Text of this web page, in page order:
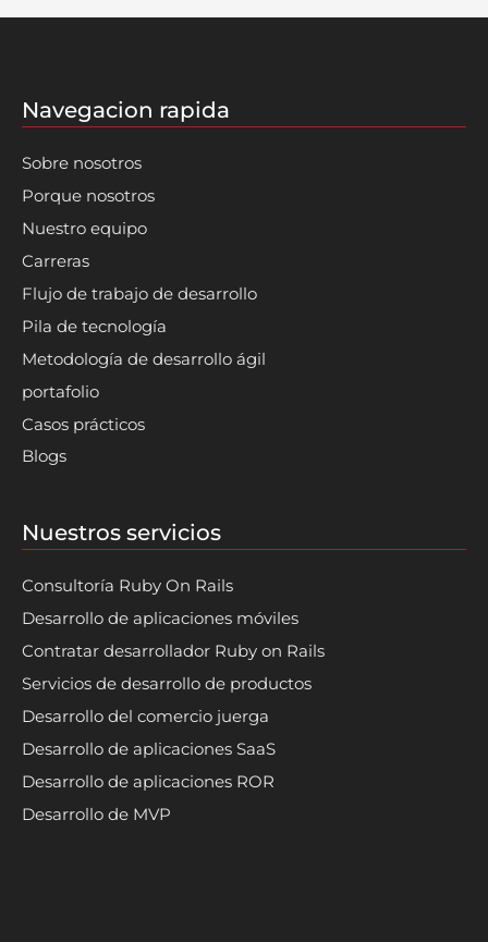
Navegacion rapida
Sobre nosotros
Porque nosotros
Nuestro equipo
Carreras
Flujo de trabajo de desarrollo
Pila de tecnología
Metodología de desarrollo ágil
portafolio
Casos prácticos
Blogs
Nuestros servicios
Consultoría Ruby On Rails
Desarrollo de aplicaciones móviles
Contratar desarrollador Ruby on Rails
Servicios de desarrollo de productos
Desarrollo del comercio juerga
Desarrollo de aplicaciones SaaS
Desarrollo de aplicaciones ROR
Desarrollo de MVP